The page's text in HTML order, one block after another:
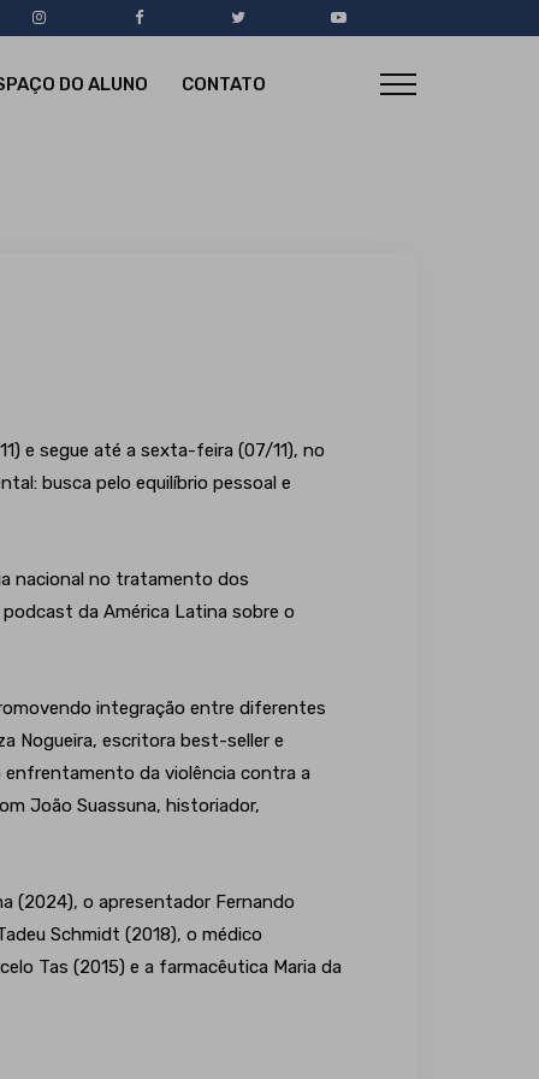
DO ALUNO CONTATO
e segue até a sexta-feira (07/11), no
busca pelo equilíbrio pessoal e
nacional no tratamento dos
da América Latina sobre o
integração entre diferentes
Nogueira, escritora best-seller e
da violência contra a
João Suassuna, historiador,
(2024), o apresentador Fernando
Schmidt (2018), o médico
Tas (2015) e a farmacêutica Maria da